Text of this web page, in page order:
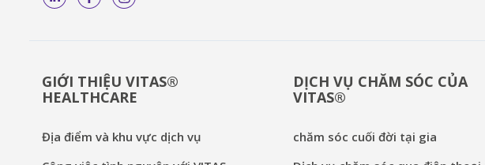
GIỚI THIỆU VITAS®
HEALTHCARE
Địa điểm và khu vực dịch vụ
DỊCH VỤ CHĂM SÓC CỦA
VITAS®
chăm sóc cuối đời tại gia